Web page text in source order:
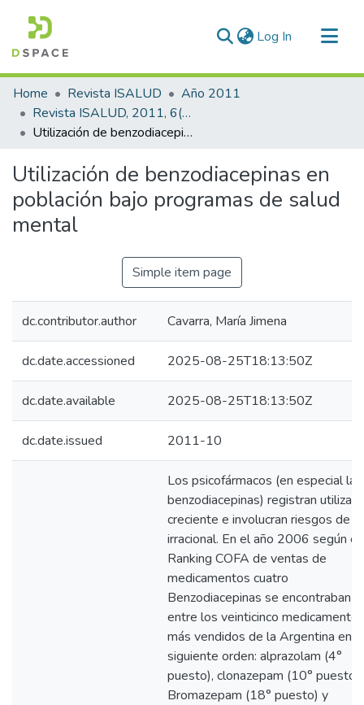
Log In (current)
Communities & Collections
All of DSpace
Statistics
Home Revista ISALUD
Año 2011
Revista ISALUD, 2011, 6(29)
Utilización de benzodiacepinas en población bajo programas de salud mental
Utilización de benzodiacepinas en
población bajo programas de salud
mental
Simple item page
dc.contributor.author Cavarra, María Jimena
dc.date.accessioned 2025-08-25T18:13:50Z
dc.date.available 2025-08-25T18:13:50Z
dc.date.issued 2011-10
Los psicofármacos (en especial las
benzodiacepinas) registran
creciente e involucran riesgos de
irracional. En el año 2006 según el
Ranking COFA de ventas de
medicamentos cuatro
Benzodiacepinas se encontraban
entre los veinticinco medicamentos
más vendidos de la Argentina en
siguiente orden: alprazolam (4°
puesto), clonazepam (10° puesto),
Bromazepam (18° puesto) y